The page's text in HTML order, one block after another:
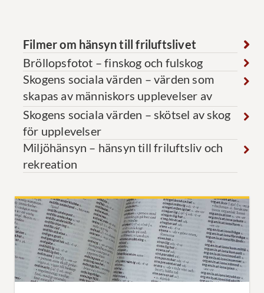
Filmer om hänsyn till friluftslivet
Bröllopsfotot – finskog och fulskog
Skogens sociala värden – värden som
skapas av människors upplevelser av
skogen
Skogens sociala värden – skötsel av skog
för upplevelser
Miljöhänsyn – hänsyn till friluftsliv och
rekreation